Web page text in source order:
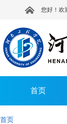
您好！欢
首页
首页